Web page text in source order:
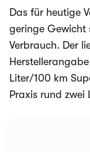
Das für heutige
geringe Gewicht
Verbrauch. Der
Liter/100 km
Praxis rund zwei